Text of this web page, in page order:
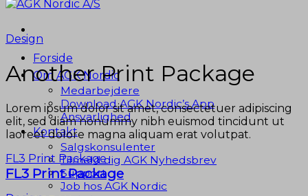
Forside
Om AGK Nordic
Medarbejdere
Download AGK Nordic’s App
Ansvarlighed
Kontakt
Salgskonsulenter
Tilmeld dig AGK Nyhedsbrev
Support
Job hos AGK Nordic
Design
Another Print Package
Lorem ipsum dolor sit amet, consectetuer adipiscing
elit, sed diam nonummy nibh euismod tincidunt ut
laoreet dolore magna aliquam erat volutpat.
FL3 Print Package
FL3 Print Package